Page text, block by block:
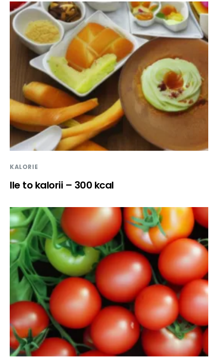
KALORIE
Ile to kalorii – 300 kcal